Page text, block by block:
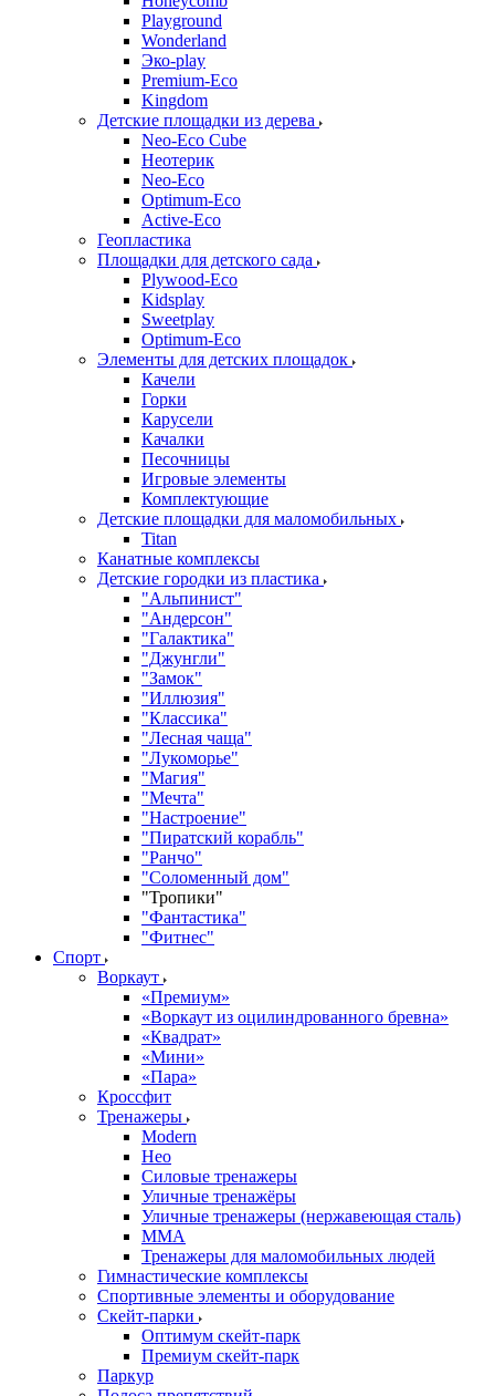
Playground
Wonderland
Эко-play
Premium-Eco
Kingdom
Детские площадки из дерева
Neo-Eco Cube
Неотерик
Neo-Eco
Оptimum-Еco
Active-Eco
Геопластика
Площадки для детского сада
Plywood-Eco
Kidsplay
Sweetplay
Оptimum-Еco
Элементы для детских площадок
Качели
Горки
Карусели
Качалки
Песочницы
Игровые элементы
Комплектующие
Детские площадки для маломобильных
Titan
Канатные комплексы
Детские городки из пластика
"Альпинист"
"Андерсон"
"Галактика"
"Джунгли"
"Замок"
"Иллюзия"
"Классика"
"Лесная чаща"
"Лукоморье"
"Магия"
"Мечта"
"Настроение"
"Пиратский корабль"
"Ранчо"
"Соломенный дом"
"Тропики"
"Фантастика"
"Фитнес"
Спорт
Воркаут
«Премиум»
«Воркаут из оцилиндрованного бревна»
«Квадрат»
«Мини»
«Пара»
Кроссфит
Тренажеры
Modern
Нео
Силовые тренажеры
Уличные тренажёры
Уличные тренажеры (нержавеющая сталь)
ММА
Тренажеры для маломобильных людей
Гимнастические комплексы
Спортивные элементы и оборудование
Скейт-парки
Оптимум скейт-парк
Премиум скейт-парк
Паркур